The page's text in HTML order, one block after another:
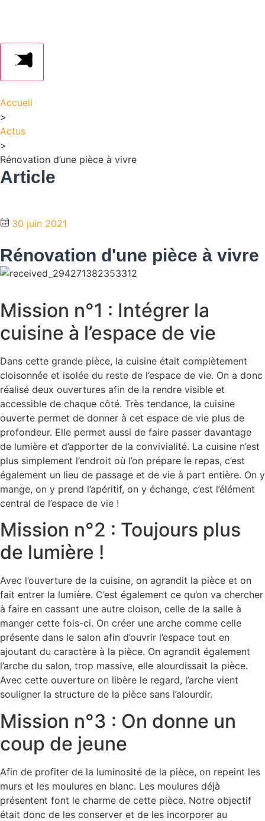
Accueil
>
Actus
>
Rénovation d’une pièce à vivre
Article
30 juin 2021
Rénovation d'une pièce à vivre
Mission n°1 : Intégrer la
cuisine à l’espace de vie
Dans cette grande pièce, la cuisine était complètement
cloisonnée et isolée du reste de l’espace de vie. On a donc
réalisé deux ouvertures afin de la rendre visible et
accessible de chaque côté. Très tendance, la cuisine
ouverte permet de donner à cet espace de vie plus de
profondeur. Elle permet aussi de faire passer davantage
de lumière et d’apporter de la convivialité. La cuisine n’est
plus simplement l’endroit où l’on prépare le repas, c’est
également un lieu de passage et de vie à part entière. On y
mange, on y prend l’apéritif, on y échange, c’est l’élément
central de l’espace de vie !
Mission n°2 : Toujours plus
de lumière !
Avec l’ouverture de la cuisine, on agrandit la pièce et on
fait entrer la lumière. C’est également ce qu’on va chercher
à faire en cassant une autre cloison, celle de la salle à
manger cette fois-ci. On créer une arche comme celle
présente dans le salon afin d’ouvrir l’espace tout en
ajoutant du caractère à la pièce. On agrandit également
l’arche du salon, trop massive, elle alourdissait la pièce.
Avec cette ouverture on libère le regard, l’arche vient
souligner la structure de la pièce sans l’alourdir.
Mission n°3 : On donne un
coup de jeune
Afin de profiter de la luminosité de la pièce, on repeint les
murs et les moulures en blanc. Les moulures déjà
présentent font le charme de cette pièce. Notre objectif
était donc de les conserver et de les incorporer au